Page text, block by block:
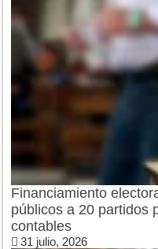
Financiamiento
públicos a 20 partidos
contables
31 julio, 2026